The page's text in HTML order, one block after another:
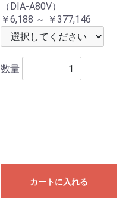
（DIA-A80V）
￥6,188 ～ ￥377,146
数量
カートに入れる